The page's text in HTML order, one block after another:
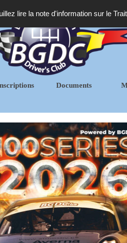
lire la note d'information sur le
Documents